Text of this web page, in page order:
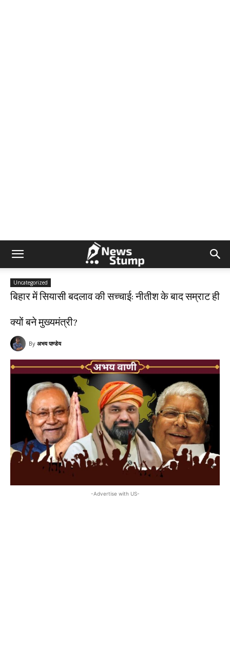
Uncategorized
बिहार में सियासी बदलाव की सच्चाई: नीतीश के बाद सम्राट ही
क्यों बने मुख्यमंत्री?
By अभय पाण्डेय
-Advertise with US-